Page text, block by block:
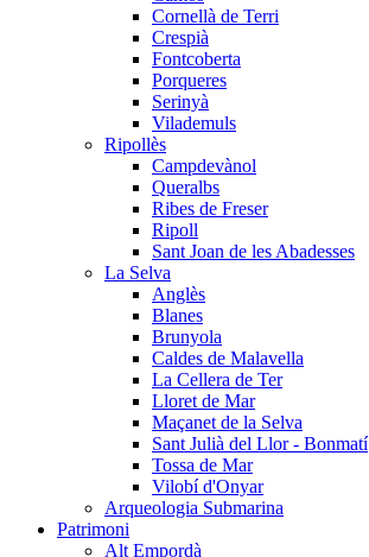
Cornellà de Terri
Crespià
Fontcoberta
Porqueres
Serinyà
Vilademuls
Ripollès
Campdevànol
Queralbs
Ribes de Freser
Ripoll
Sant Joan de les Abadesses
La Selva
Anglès
Blanes
Brunyola
Caldes de Malavella
La Cellera de Ter
Lloret de Mar
Maçanet de la Selva
Sant Julià del Llor - Bonmatí
Tossa de Mar
Vilobí d'Onyar
Arqueologia Submarina
Patrimoni
Alt Empordà